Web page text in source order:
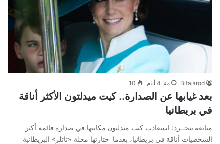
Bitajarod منذ 4 أيام 10
بعد غيابها عن الصدارة.. كيت ميدلتون الأكثر أناقة
في بريطانيا
متابعة بتجــرد: استعادت كيت ميدلتون مكانتها في صدارة قائمة أكثر
الشخصيات أناقة في بريطانيا، بعدما اختارتها مجلة «تاتلر» البريطانية